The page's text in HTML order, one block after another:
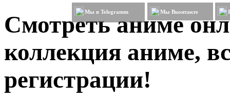
Смотреть аниме
коллекция аниме,
регистрации!
Мы в Telegramm Мы Вконтакте